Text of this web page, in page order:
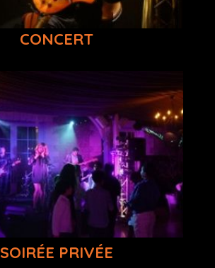
SOIRÉE PRIVÉE
CONCERT